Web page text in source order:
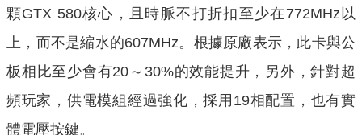
顆GTX 580核心，且時脈不打折扣至少在772MHz以
上，而不是縮水的607MHz。根據原廠表示，此卡與公
板相比至少會有20～30%的效能提升，另外，針對超
頻玩家，供電模組經過強化，採用19相配置，也有實
體電壓按鍵。